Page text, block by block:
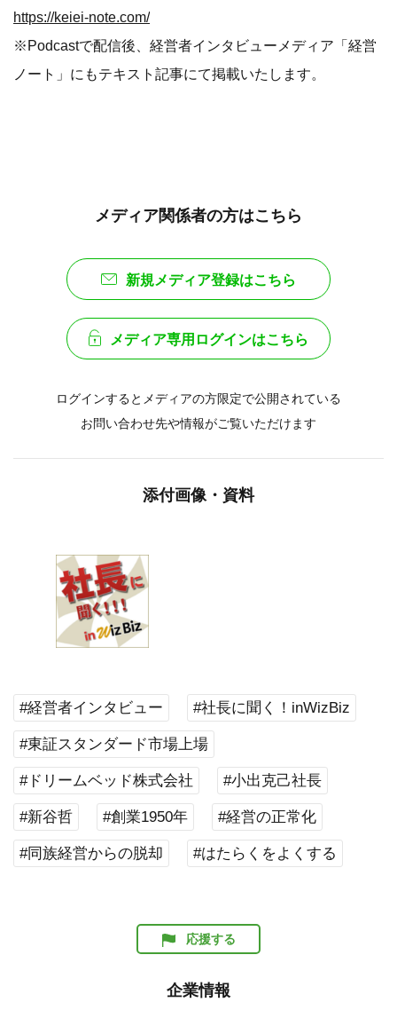
https://keiei-note.com/
※Podcastで配信後、経営者インタビューメディア「経営
ノート」にもテキスト記事にて掲載いたします。
メディア関係者の方はこちら
新規メディア登録はこちら
メディア専用ログインはこちら
ログインするとメディアの方限定で公開されている
お問い合わせ先や情報がご覧いただけます
添付画像・資料
#経営者インタビュー #社長に聞く！inWizBiz
#東証スタンダード市場上場
#ドリームベッド株式会社 #小出克己社長
#新谷哲 #創業1950年 #経営の正常化
#同族経営からの脱却 #はたらくをよくする
応援する
企業情報